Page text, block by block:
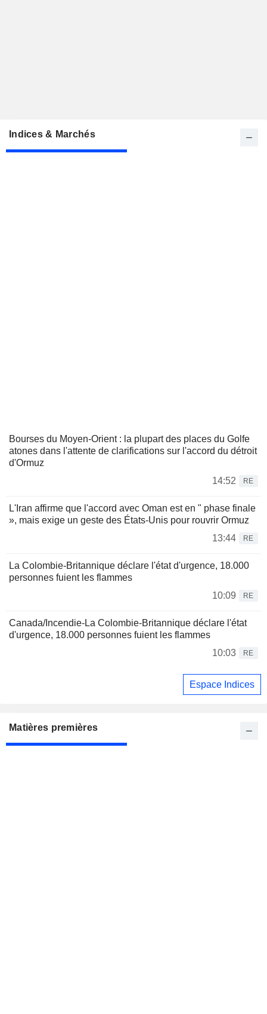
Indices & Marchés
Bourses du Moyen-Orient : la plupart des places du Golfe
atones dans l'attente de clarifications sur l'accord du détroit
d'Ormuz
14:52
RE
L'Iran affirme que l'accord avec Oman est en " phase finale
», mais exige un geste des États-Unis pour rouvrir Ormuz
13:44
RE
La Colombie-Britannique déclare l'état d'urgence, 18.000
personnes fuient les flammes
10:09
RE
Canada/Incendie-La Colombie-Britannique déclare l'état
d'urgence, 18.000 personnes fuient les flammes
10:03
RE
Espace Indices
Matières premières